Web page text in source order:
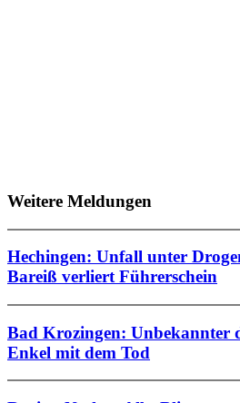
Weitere Meldungen
Hechingen: Unfall unter
Bareiß verliert Führerschein
Bad Krozingen: Unbekannter
Enkel mit dem Tod